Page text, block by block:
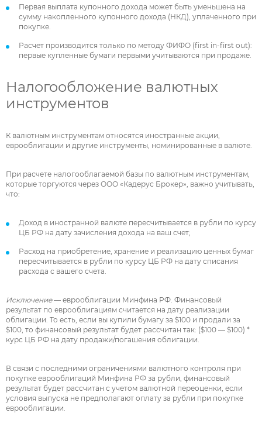
Первая выплата купонного дохода может быть уменьшена на
сумму накопленного купонного дохода (НКД), уплаченного при
покупке.
Расчет производится только по методу ФИФО (first in-first out):
первые купленные бумаги первыми учитываются при продаже.
Налогообложение валютных
инструментов
К валютным инструментам относятся иностранные акции,
еврооблигации и другие инструменты, номинированные в валюте.
При расчете налогооблагаемой базы по валютным инструментам,
которые торгуются через ООО «Кадерус Брокер», важно учитывать,
что:
Доход в иностранной валюте пересчитывается в рубли по курсу
ЦБ РФ на дату зачисления дохода на ваш счет;
Расход на приобретение, хранение и реализацию ценных бумаг
пересчитывается в рубли по курсу ЦБ РФ на дату списания
расхода с вашего счета.
Исключение— еврооблигации Минфина РФ. Финансовый
результат по еврооблигациям считается на дату реализации
облигации. То есть, если вы купили бумагу за $100 и продали за
$100, то финансовый результат будет рассчитан так: ($100 — $100) *
курс ЦБ РФ на дату продажи/погашения облигации.
В связи с последними ограничениями валютного контроля при
покупке еврооблигаций Минфина РФ за рубли, финансовый
результат будет рассчитан с учетом валютной переоценки, если
условия выпуска не предполагают оплату за рубли при покупке
еврооблигации.